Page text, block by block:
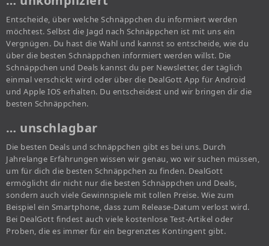
Entscheide, über welche Schnäppchen du informiert werden
möchtest. Selbst die Jagd nach Schnäppchen ist mit uns ein
Vergnügen. Du hast die Wahl und kannst so entscheide, wie du
über die besten Schnäppchen informiert werden willst. Die
Schnäppchen und Deals kannst du per Newsletter, der täglich
einmal verschickt wird oder über die DealGott App für Android
und Apple IOS erhalten. Du entscheidest und wir bringen dir die
besten Schnäppchen.
… unschlagbar
Die besten Deals und schnäppchen gibt es bei uns. Durch
Jahrelange Erfahrungen wissen wir genau, wo wir suchen müssen,
um für dich die besten Schnäppchen zu finden. DealGott
ermöglicht dir nicht nur die besten Schnäppchen und Deals,
sondern auch viele Gewinnspiele mit tollen Preise. Wie zum
Beispiel ein Smartphone, dass zum Release-Datum verlost wird.
Bei DealGott findest auch viele kostenlose Test-Artikel oder
Proben, die es immer für ein begrenztes Kontingent gibt.